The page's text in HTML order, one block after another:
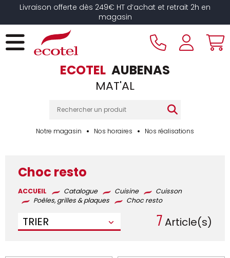
Livraison offerte dès 249€ HT d’achat et retrait 2h en
magasin
ECOTEL AUBENAS
MAT'AL
Notre magasin Nos horaires Nos réalisations
Choc resto
ACCUEIL Catalogue Cuisine
Cuisson
Poêles, grilles & plaques
Choc resto
TRIER 7Article(s)
Panneau de gestion des cookies